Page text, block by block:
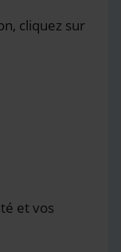
cliquez sur
et vos